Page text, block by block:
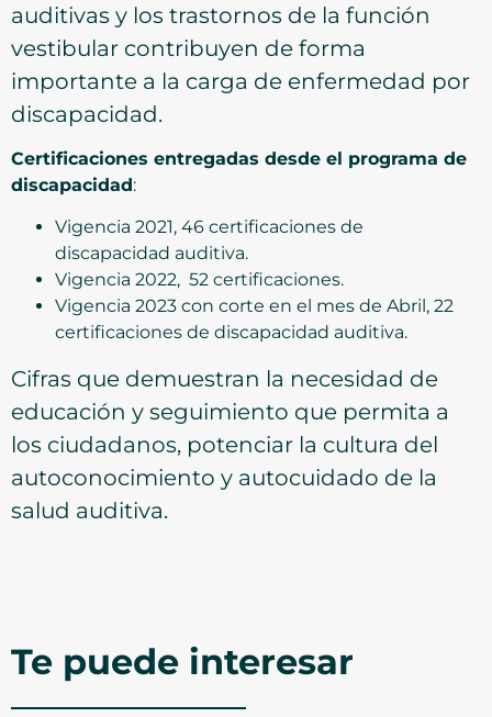
auditivas y los trastornos de la función
vestibular contribuyen de forma
importante a la carga de enfermedad por
discapacidad.
Certificaciones entregadas desde el programa de
discapacidad:
Vigencia 2021, 46 certificaciones de
discapacidad auditiva.
Vigencia 2022, 52 certificaciones.
Vigencia 2023 con corte en el mes de Abril, 22
certificaciones de discapacidad auditiva.
Cifras que demuestran la necesidad de
educación y seguimiento que permita a
los ciudadanos, potenciar la cultura del
autoconocimiento y autocuidado de la
salud auditiva.
Te puede interesar